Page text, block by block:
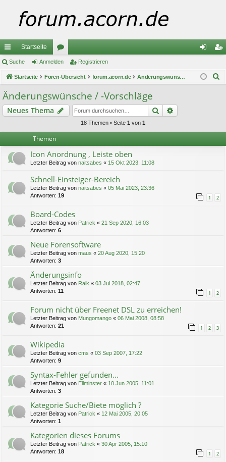
ch
ne
llz
ug
Startseite
or
en m ist
Suche Anmelden Registrieren
Startseite Foren-Übersicht forum.acorn.de Änderungswünsche / -Vorschläge
Änderungswünsche / -Vorschläge
Neues Thema Suche
18 Themen • Seite 1 von 1
Themen
Icon Anordnung , Leiste oben
Letzter Beitrag von naitsabes « 15 Okt 2023, 11:08
Schnell-Einsteiger-Bereich
Letzter Beitrag von naitsabes « 05 Mai 2023, 23:36
Antworten: 19 1 2
Board-Codes
Letzter Beitrag von Patrick « 21 Sep 2020, 16:03
Antworten: 6
Neue Forensoftware
Letzter Beitrag von maus « 20 Aug 2020, 15:20
Antworten: 3
Änderungsinfo
Letzter Beitrag von Raik « 03 Jul 2018, 02:47
Antworten: 11 1 2
Forum nicht über Freenet DSL zu erreichen!
Letzter Beitrag von Mungomango « 06 Mai 2008, 08:58
Antworten: 21 1 2 3
Wikipedia
Letzter Beitrag von cms « 03 Sep 2007, 17:22
Antworten: 9
Syntax-Fehler gefunden...
Letzter Beitrag von Ellminster « 10 Jun 2005, 11:01
Antworten: 3
Kategorie Suche/Biete möglich ?
Letzter Beitrag von Patrick « 12 Mai 2005, 20:05
Antworten: 1
Kategorien dieses Forums
Letzter Beitrag von Patrick « 30 Apr 2005, 15:10
Antworten: 18 1 2